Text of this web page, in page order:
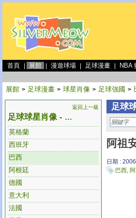
首頁 展館 漫遊球場 足球漫畫 NBA
展館 > 足球漫畫 > 球星肖像 > 足球強國 >
返回上一級
足球球星肖像 - ...
英格蘭
西班牙
巴西
阿根廷
德國
意大利
法國
足球
阿祖
日期 :
巴西,